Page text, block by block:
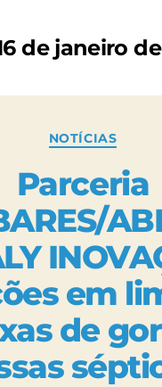
de janeiro
NOTÍCIAS
Parceria
em
de